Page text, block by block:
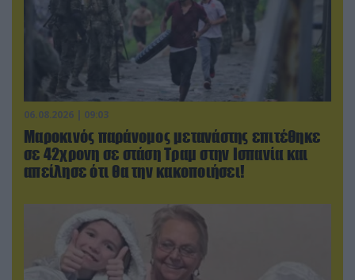
06.08.2026 | 09:03
Μαροκινός παράνομος μετανάστης επιτέθηκε
σε 42χρονη σε στάση Τραμ στην Ισπανία και
απείλησε ότι θα την κακοποιήσει!